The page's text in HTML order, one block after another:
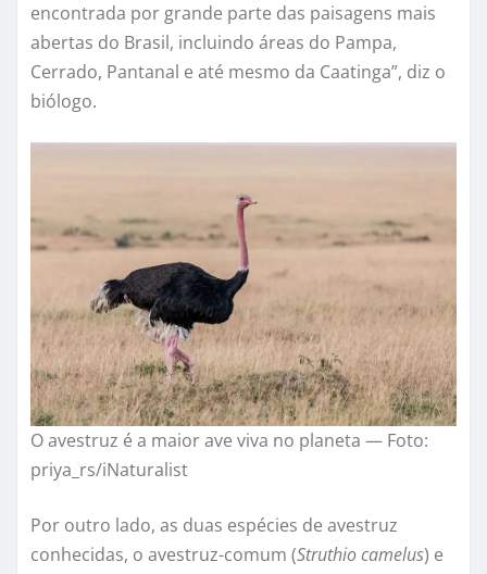
encontrada por grande parte das paisagens mais
abertas do Brasil, incluindo áreas do Pampa,
Cerrado, Pantanal e até mesmo da Caatinga”, diz o
biólogo.
O avestruz é a maior ave viva no planeta — Foto:
priya_rs/iNaturalist
Por outro lado, as duas espécies de avestruz
conhecidas, o avestruz-comum (Struthio camelus) e